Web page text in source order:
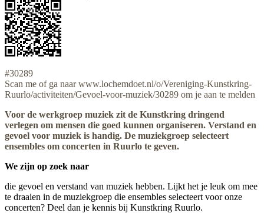
#30289
Scan me of ga naar www.lochemdoet.nl/o/Vereniging-Kunstkring-
Ruurlo/activiteiten/Gevoel-voor-muziek/30289 om je aan te melden
Voor de werkgroep muziek zit de Kunstkring dringend
verlegen om mensen die goed kunnen organiseren. Verstand en
gevoel voor muziek is handig. De muziekgroep selecteert
ensembles om concerten in Ruurlo te geven.
We zijn op zoek naar
die gevoel en verstand van muziek hebben. Lijkt het je leuk om mee
te draaien in de muziekgroep die ensembles selecteert voor onze
concerten? Deel dan je kennis bij Kunstkring Ruurlo.